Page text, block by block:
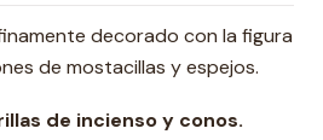
decorado con la figura
de mostacillas y espejos.
de incienso y conos.